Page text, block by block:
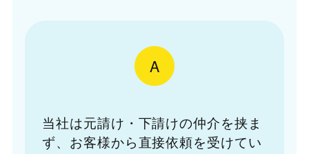
A
当社は元請け・下請けの仲介を挟ま
ず、お客様から直接依頼を受けてい